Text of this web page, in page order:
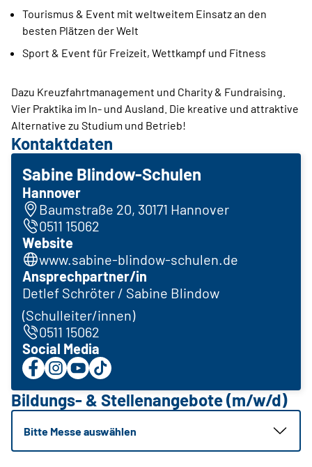
Tourismus & Event mit weltweitem Einsatz an den
besten Plätzen der Welt
Sport & Event für Freizeit, Wettkampf und Fitness
Dazu Kreuzfahrtmanagement und Charity & Fundraising.
Vier Praktika im In- und Ausland. Die kreative und attraktive
Alternative zu Studium und Betrieb!
Kontaktdaten
Sabine Blindow-Schulen
Hannover
Baumstraße 20, 30171 Hannover
0511 15062
Website
www.sabine-blindow-schulen.de
Ansprechpartner/in
Detlef Schröter / Sabine Blindow
(Schulleiter/innen)
0511 15062
Social Media
Bildungs- & Stellenangebote (m/w/d)
Bitte Messe auswählen